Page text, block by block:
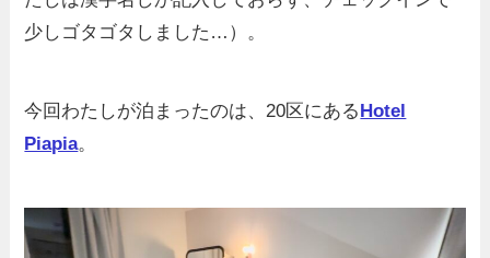
少しゴタゴタしました…）。
今回わたしが泊まったのは、20区にある Hotel
Piapia。